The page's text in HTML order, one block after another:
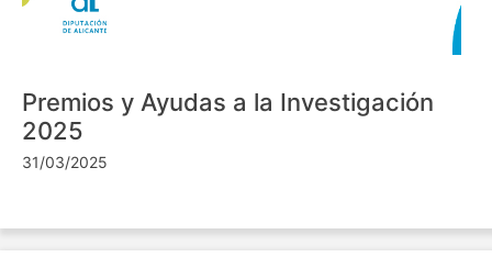
Premios y Ayudas a la Investigación
2025
31/03/2025